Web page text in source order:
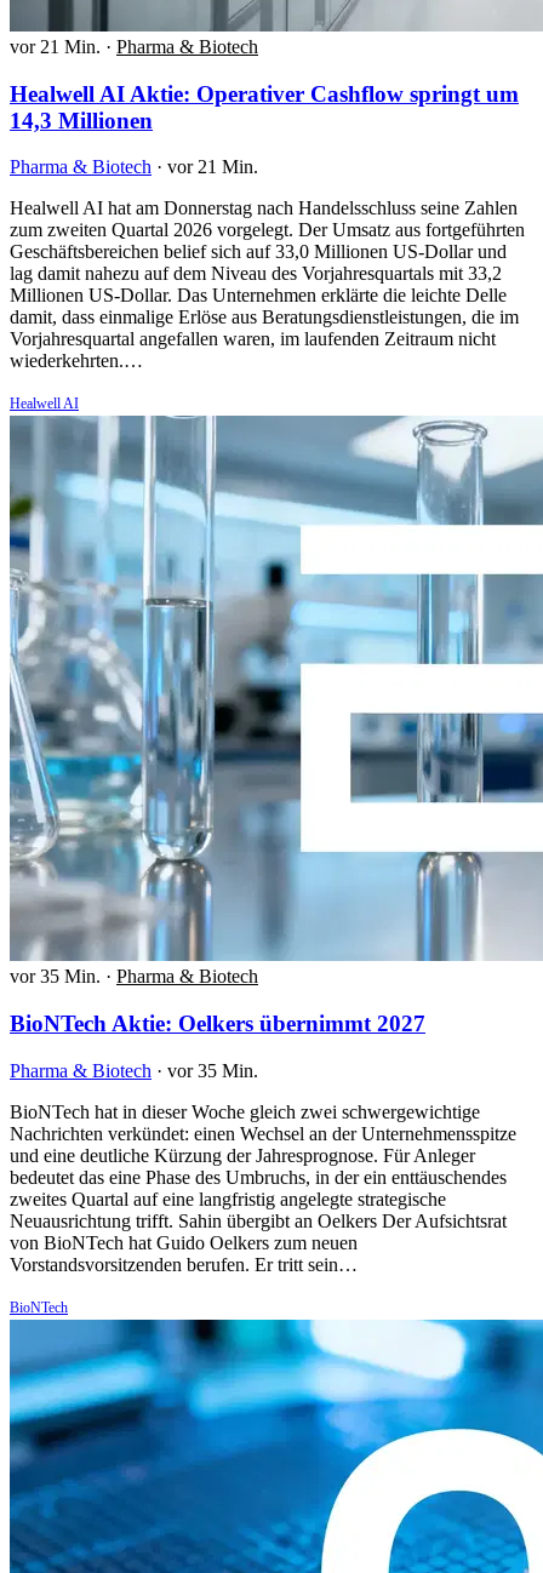
vor 21 Min. · Pharma & Biotech
Healwell AI Aktie: Operativer Cashflow springt um
14,3 Millionen
Pharma & Biotech · vor 21 Min.
Healwell AI hat am Donnerstag nach Handelsschluss seine Zahlen
zum zweiten Quartal 2026 vorgelegt. Der Umsatz aus fortgeführten
Geschäftsbereichen belief sich auf 33,0 Millionen US-Dollar und
lag damit nahezu auf dem Niveau des Vorjahresquartals mit 33,2
Millionen US-Dollar. Das Unternehmen erklärte die leichte Delle
damit, dass einmalige Erlöse aus Beratungsdienstleistungen, die im
Vorjahresquartal angefallen waren, im laufenden Zeitraum nicht
wiederkehrten.…
Healwell AI
vor 35 Min. · Pharma & Biotech
BioNTech Aktie: Oelkers übernimmt 2027
Pharma & Biotech · vor 35 Min.
BioNTech hat in dieser Woche gleich zwei schwergewichtige
Nachrichten verkündet: einen Wechsel an der Unternehmensspitze
und eine deutliche Kürzung der Jahresprognose. Für Anleger
bedeutet das eine Phase des Umbruchs, in der ein enttäuschendes
zweites Quartal auf eine langfristig angelegte strategische
Neuausrichtung trifft. Sahin übergibt an Oelkers Der Aufsichtsrat
von BioNTech hat Guido Oelkers zum neuen
Vorstandsvorsitzenden berufen. Er tritt sein…
BioNTech